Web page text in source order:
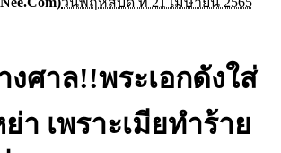
ศาล!!พระเอกดังใส่
า เพราะเมียทำร้าย